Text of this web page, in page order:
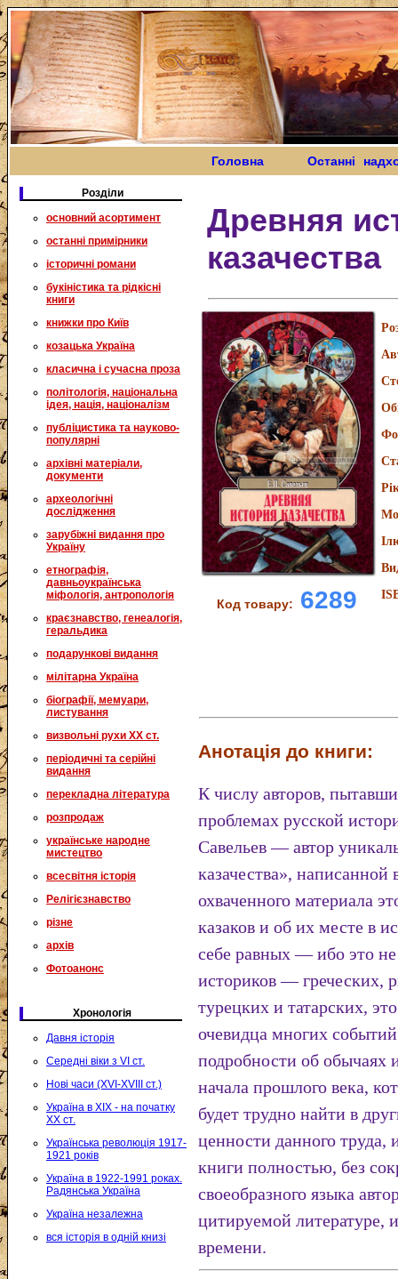
Головна Останні
Розділи
основний асортимент
останні примірники
історичні романи
букіністика та рідкісні
книги
книжки про Київ
козацька Україна
класична і сучасна проза
політологія, національна
ідея, нація, націоналізм
публіцистика та науково-
популярні
архівні матеріали,
документи
археологічні
дослідження
зарубіжні видання про
Україну
етнографія,
давньоукраїнська
міфологія, антропологія
краєзнавство, генеалогія,
геральдика
подарункові видання
мілітарна Україна
біографії, мемуари,
листування
визвольні рухи XX ст.
періодичні та серійні
видання
перекладна література
розпродаж
українське народне
мистецтво
всесвітня історія
Релігієзнавство
різне
архів
Фотоанонс
Хронологія
Давня історія
Середні віки з VI ст.
Нові часи (XVI-XVIII ст.)
Україна в XIX - на початку
XX ст.
Українська революція 1917-
1921 років
Україна в 1922-1991 роках.
Радянська Україна
Україна незалежна
вся історія в одній книзі
Древняя
казачества
Код товару: 6289
Анотація до книги:
К числу авторов,
проблемах русской
Савельев — автор
казачества»,
охваченного материала
казаков и об их месте в
себе равных — ибо это не
историков — греческих,
турецких и татарских,
очевидца многих
подробности об обычаях
начала прошлого века,
будет трудно найти в
ценности данного труда,
книги полностью, без
своеобразного языка
цитируемой литературе,
времени.